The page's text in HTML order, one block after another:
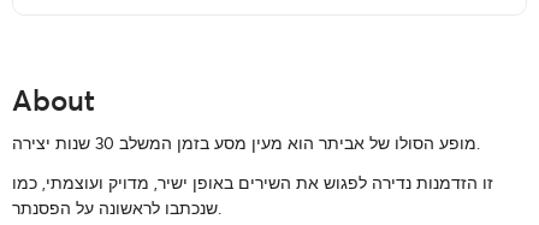
About
מופע הסולו של אביתר הוא מעין מסע בזמן המשלב 30 שנות יצירה.
זו הזדמנות נדירה לפגוש את השירים באופן ישיר, מדויק ועוצמתי, כמו
שנכתבו לראשונה על הפסנתר.